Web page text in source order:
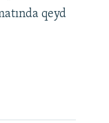
qeyd